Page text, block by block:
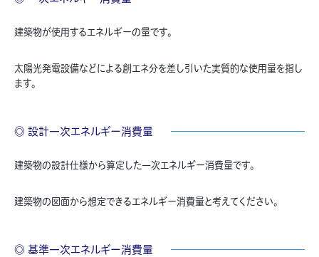
建築物が使用するエネルギーの量です。
太陽光発電設備などによる創エネ分を差し引いた実質的な使用量を指し
ます。
◎ 設計一次エネルギー消費量
建築物の設計仕様から算定した一次エネルギー消費量です。
建築物の図面から想定できるエネルギー消費量と考えてください。
◎ 基準一次エネルギー消費量